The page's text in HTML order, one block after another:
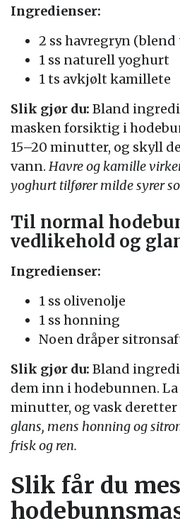
Ingredienser:
2 ss havregryn
1 ss naturell yoghurt
1 ts avkjølt kamillete
Slik gjør du: Bland
masken forsiktig i
15–20 minutter, og skyll
vann. Havre og kamille
yoghurt tilfører milde syrer
Til normal
vedlikehold og
Ingredienser:
1 ss olivenolje
1 ss honning
Noen dråper
Slik gjør du: Bland
dem inn i hodebunnen.
minutter, og vask deretter
glans, mens honning og
frisk og ren.
Slik får du